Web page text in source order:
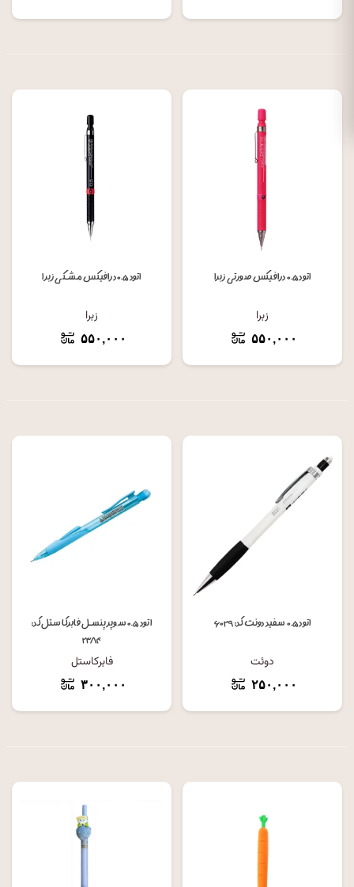
اتود ۰.۵ درافیکس صورتی زبرا
زبرا
۵۵۰,۰۰۰
اتود ۰.۵ درافیکس مشکی زبرا
زبرا
۵۵۰,۰۰۰
اتود ۰.۵ سفید دوئت کد: ۶۰۲۹
دوئت
۲۵۰,۰۰۰
اتود ۰.۵ سوپر پنسل فابرکاستل کد:
۲۳۸۴
فابرکاستل
۳۰۰,۰۰۰